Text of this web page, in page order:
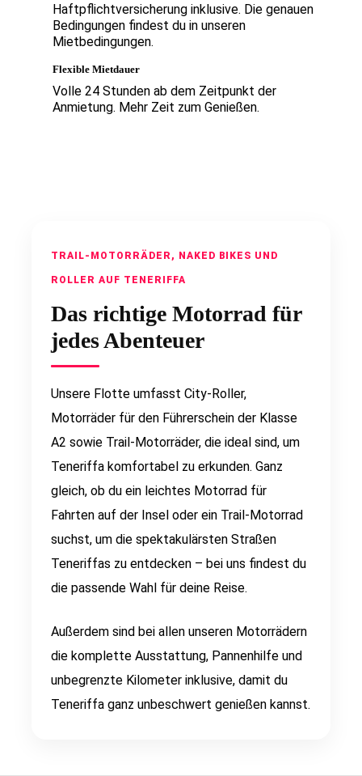
Haftpflichtversicherung inklusive. Die genauen
Bedingungen findest du in unseren
Mietbedingungen.
Flexible Mietdauer
Volle 24 Stunden ab dem Zeitpunkt der
Anmietung. Mehr Zeit zum Genießen.
TRAIL-MOTORRÄDER, NAKED BIKES UND
ROLLER AUF TENERIFFA
Das richtige Motorrad für
jedes Abenteuer
Unsere Flotte umfasst City-Roller,
Motorräder für den Führerschein der Klasse
A2 sowie Trail-Motorräder, die ideal sind, um
Teneriffa komfortabel zu erkunden. Ganz
gleich, ob du ein leichtes Motorrad für
Fahrten auf der Insel oder ein Trail-Motorrad
suchst, um die spektakulärsten Straßen
Teneriffas zu entdecken – bei uns findest du
die passende Wahl für deine Reise.
Außerdem sind bei allen unseren Motorrädern
die komplette Ausstattung, Pannenhilfe und
unbegrenzte Kilometer inklusive, damit du
Teneriffa ganz unbeschwert genießen kannst.